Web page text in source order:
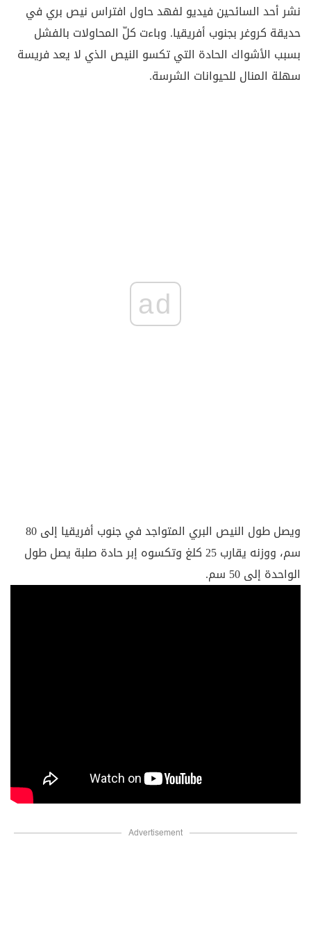
نشر أحد السائحين فيديو لفهد حاول افتراس نيص بري في
حديقة كروغر بجنوب أفريقيا. وباءت كلّ المحاولات بالفشل
بسبب الأشواك الحادة التي تكسو النيص الذي لا يعد فريسة
سهلة المنال للحيوانات الشرسة.
ad
ويصل طول النيص البري المتواجد في جنوب أفريقيا إلى 80
سم، ووزنه يقارب 25 كلغ وتكسوه إبر حادة صلبة يصل طول
الواحدة إلى 50 سم.
Advertisement